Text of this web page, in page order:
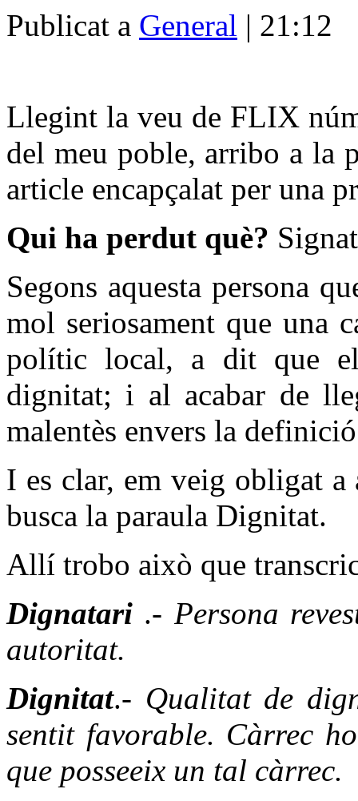
Publicat a General | 21:12
Llegint la veu de FLIX
del meu poble, arribo a la
article encapçalat per una
Qui ha perdut què?
Segons aquesta persona
mol seriosament que una
polític local, a dit que
dignitat; i al acabar de
malentès envers la
I es clar, em veig obligat
busca la paraula Dignitat.
Allí trobo això que
Dignatari .- Persona
autoritat.
Dignitat.- Qualitat de
sentit favorable. Càrrec
que posseeix un tal càrrec.